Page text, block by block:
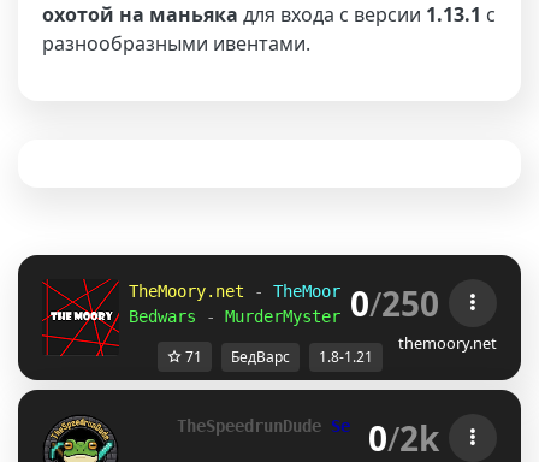
охотой на маньяка для входа с версии 1.13.1 с
разнообразными ивентами.
TheMoory.net - TheMoory Network
1.8-
Bedwars
- MurderMystery - Skywars »
0/250
themoory.net
71 БедВарс 1.8-1.21
TheSpeedrunDude Server - [1.8 -
0/2k